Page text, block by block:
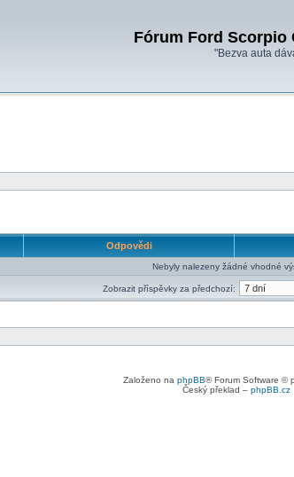
Fórum Ford Scorpio
"Bezva auta
Odpovědi
Nebyly nalezeny žádné vhodné
Zobrazit příspěvky za předchozí:
Založeno na phpBB® Forum Software ©
Český překlad – phpBB.cz